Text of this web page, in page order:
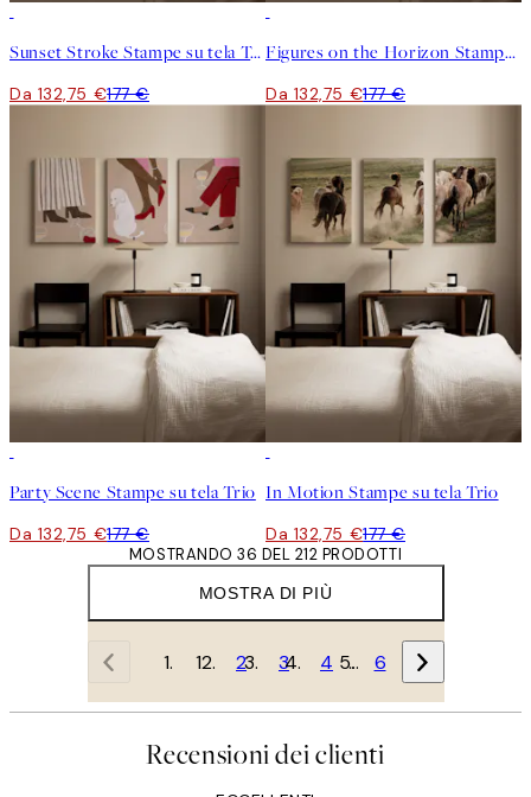
Sunset Stroke Stampe su tela Trio
Da 132,75 €177 €
Figures on the Horizon Stampe su tela Trio
Da 132,75 €177 €
Party Scene Stampe su tela Trio
Da 132,75 €177 €
In Motion Stampe su tela Trio
Da 132,75 €177 €
MOSTRA DI PIÙ
MOSTRANDO 36 DEL 212 PRODOTTI
1 2 3 4 … 6
Recensioni dei clienti